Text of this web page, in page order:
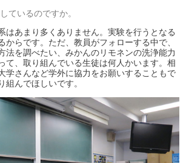
ているのですか。
はあまり多くありません。実験を行うとなる
からです。ただ、教員がフォローする中で、
法を調べたい、みかんのリモネンの洗浄能力
て、取り組んでいる生徒は何人かいます。相
学さんなど学外に協力をお願いすることもで
組んでほしいです。